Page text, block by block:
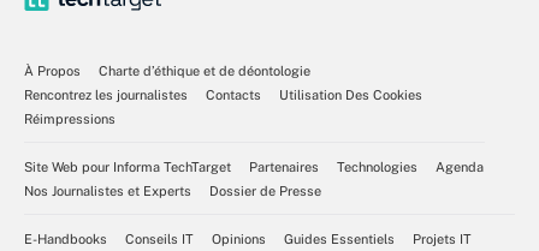
À Propos
Charte d’éthique et de déontologie
Rencontrez les journalistes
Contacts
Utilisation Des Cookies
Réimpressions
Site Web pour Informa TechTarget Partenaires Technologies
Agenda
Nos Journalistes et Experts
Dossier de Presse
E-Handbooks Conseils IT Opinions Guides Essentiels Projets IT